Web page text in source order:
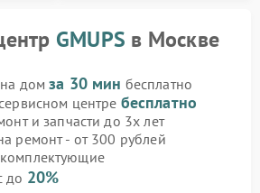
GMUPS в Москве
на домза 30 мин бесплатно
центре бесплатно
и запчасти до 3х лет
ремонт - от 300 рублей
до 20%